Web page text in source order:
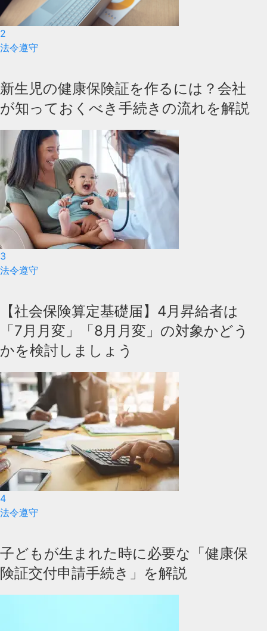
2
法令遵守
新生児の健康保険証を作るには？会社
が知っておくべき手続きの流れを解説
3
法令遵守
【社会保険算定基礎届】4月昇給者は
「7月月変」「8月月変」の対象かどう
かを検討しましょう
4
法令遵守
子どもが生まれた時に必要な「健康保
険証交付申請手続き」を解説